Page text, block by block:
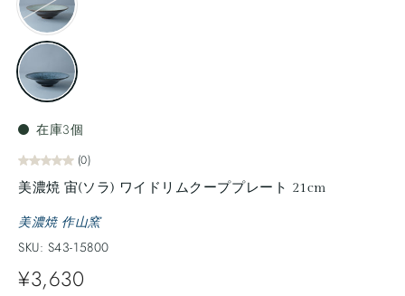
在庫3個
(0)
美濃焼 宙(ソラ) ワイドリムクーププレート 21cm
美濃焼 作山窯
SKU: S43-15800
¥3,630